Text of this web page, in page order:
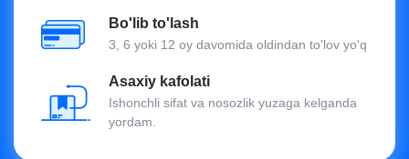
Bo'lib to'lash
3, 6 yoki 12 oy davomida oldindan to'lov yo'q
Asaxiy kafolati
Ishonchli sifat va nosozlik yuzaga kelganda
yordam.